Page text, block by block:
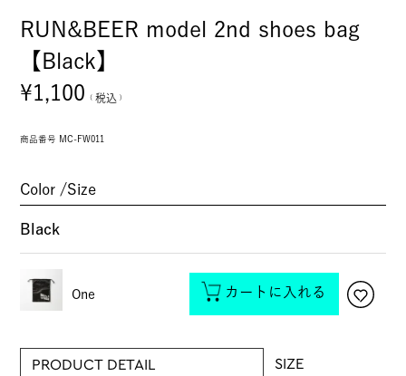
RUN&BEER model 2nd shoes bag
【Black】
¥1,100 税込
商品番号 MC-FW011
Color Size
Black
One カートに入れる
PRODUCT DETAIL SIZE